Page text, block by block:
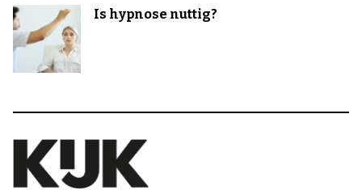
Is hypnose nuttig?